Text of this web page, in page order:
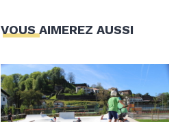
VOUS AIMEREZ AUSSI